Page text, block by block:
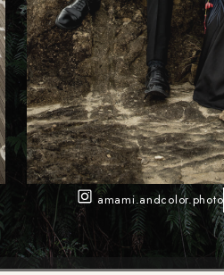
amami.andcolor.photo